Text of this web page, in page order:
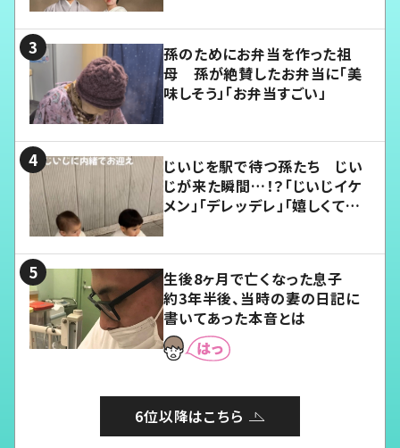
孫のためにお弁当を作った祖
母 孫が絶賛したお弁当に「美
味しそう」「お弁当すごい」
じいじを駅で待つ孫たち じい
じが来た瞬間…！？「じいじイケ
メン」「デレッデレ」「嬉しくて可
生後8ヶ月で亡くなった息子
約3年半後、当時の妻の日記に
書いてあった本音とは
6位以降はこちら